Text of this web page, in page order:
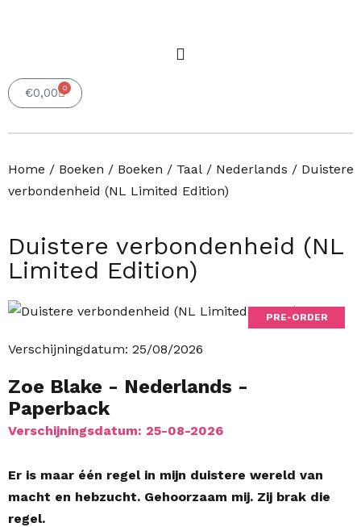
€0,00 0
Winkelwagen
Home / Boeken / Boeken / Taal / Nederlands / Duistere
verbondenheid (NL Limited Edition)
Duistere verbondenheid (NL
Limited Edition)
PRE-ORDER
Verschijningdatum: 25/08/2026
Zoe Blake - Nederlands -
Paperback
Verschijningsdatum: 25-08-2026
Er is maar één regel in mijn duistere wereld van
macht en hebzucht. Gehoorzaam mij. Zij brak die
regel.